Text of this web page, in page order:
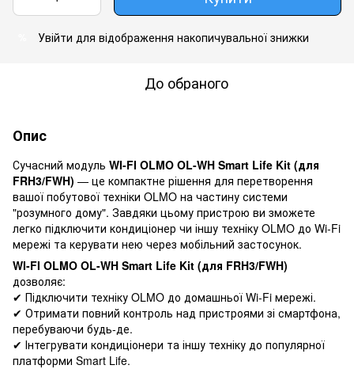
Увійти для відображення накопичувальної знижки
До обраного
Опис
Сучасний модуль WI-FI OLMO OL-WH Smart Life Kit (для
FRH3/FWH) — це компактне рішення для перетворення
вашої побутової техніки OLMO на частину системи
"розумного дому". Завдяки цьому пристрою ви зможете
легко підключити кондиціонер чи іншу техніку OLMO до Wi-Fi
мережі та керувати нею через мобільний застосунок.
WI-FI OLMO OL-WH Smart Life Kit (для FRH3/FWH)
дозволяє:
✔ Підключити техніку OLMO до домашньої Wi-Fi мережі.
✔ Отримати повний контроль над пристроями зі смартфона,
перебуваючи будь-де.
✔ Інтегрувати кондиціонери та іншу техніку до популярної
платформи Smart Life.